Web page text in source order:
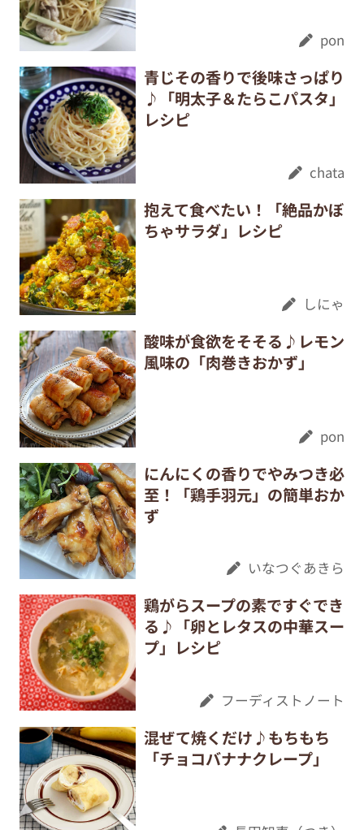
pon
青じその香りで後味さっぱり
♪「明太子＆たらこパスタ」
レシピ
chata
抱えて食べたい！「絶品かぼ
ちゃサラダ」レシピ
しにゃ
酸味が食欲をそそる♪レモン
風味の「肉巻きおかず」
pon
にんにくの香りでやみつき必
至！「鶏手羽元」の簡単おか
ず
いなつぐあきら
鶏がらスープの素ですぐでき
る♪「卵とレタスの中華スー
プ」レシピ
フーディストノート
混ぜて焼くだけ♪もちもち
「チョコバナナクレープ」